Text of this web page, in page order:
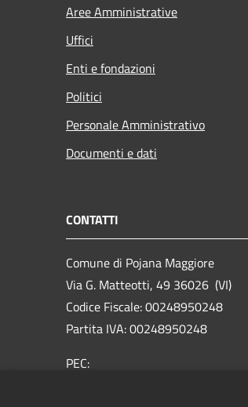
Aree Amministrative
Uffici
Enti e fondazioni
Politici
Personale Amministrativo
Documenti e dati
CONTATTI
Comune di Pojana Maggiore
Via G. Matteotti, 49 36026 (VI)
Codice Fiscale: 00248950248
Partita IVA: 00248950248
PEC: